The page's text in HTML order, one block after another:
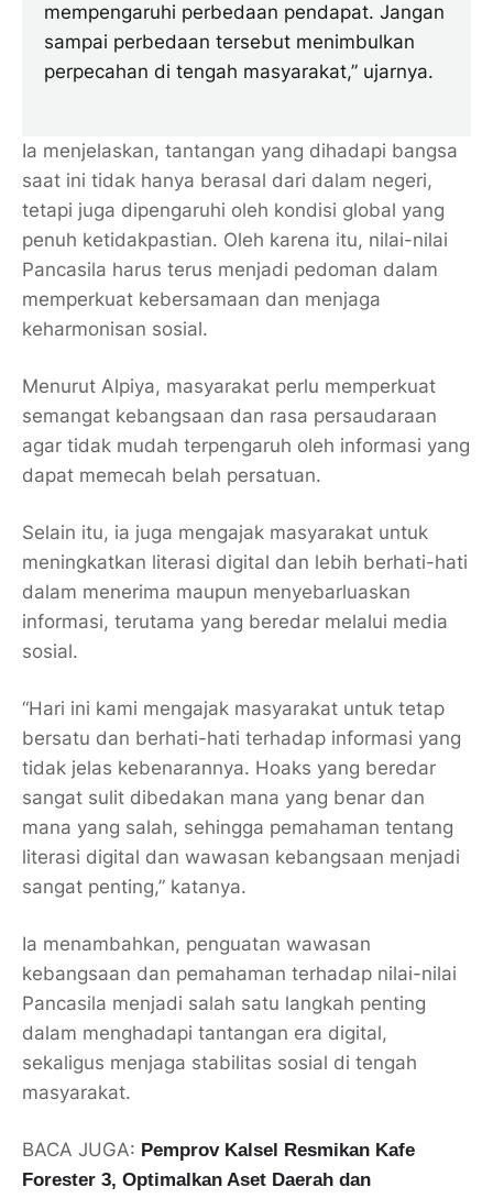
mempengaruhi perbedaan pendapat. Jangan
sampai perbedaan tersebut menimbulkan
perpecahan di tengah masyarakat,” ujarnya.
Ia menjelaskan, tantangan yang dihadapi bangsa
saat ini tidak hanya berasal dari dalam negeri,
tetapi juga dipengaruhi oleh kondisi global yang
penuh ketidakpastian. Oleh karena itu, nilai-nilai
Pancasila harus terus menjadi pedoman dalam
memperkuat kebersamaan dan menjaga
keharmonisan sosial.
Menurut Alpiya, masyarakat perlu memperkuat
semangat kebangsaan dan rasa persaudaraan
agar tidak mudah terpengaruh oleh informasi yang
dapat memecah belah persatuan.
Selain itu, ia juga mengajak masyarakat untuk
meningkatkan literasi digital dan lebih berhati-hati
dalam menerima maupun menyebarluaskan
informasi, terutama yang beredar melalui media
sosial.
“Hari ini kami mengajak masyarakat untuk tetap
bersatu dan berhati-hati terhadap informasi yang
tidak jelas kebenarannya. Hoaks yang beredar
sangat sulit dibedakan mana yang benar dan
mana yang salah, sehingga pemahaman tentang
literasi digital dan wawasan kebangsaan menjadi
sangat penting,” katanya.
Ia menambahkan, penguatan wawasan
kebangsaan dan pemahaman terhadap nilai-nilai
Pancasila menjadi salah satu langkah penting
dalam menghadapi tantangan era digital,
sekaligus menjaga stabilitas sosial di tengah
masyarakat.
BACA JUGA: Pemprov Kalsel Resmikan Kafe
Forester 3, Optimalkan Aset Daerah dan